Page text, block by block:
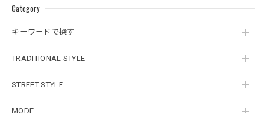
Category
キーワードで探す
TRADITIONAL STYLE
STREET STYLE
MODE